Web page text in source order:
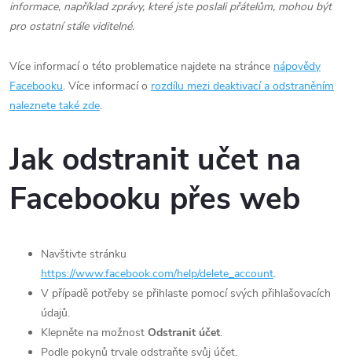
informace, například zprávy, které jste poslali přátelům, mohou být
pro ostatní stále viditelné.
Více informací o této problematice najdete na stránce nápovědy
Facebooku. Více informací o rozdílu mezi deaktivací a odstraněním
naleznete také zde.
Jak odstranit učet na
Facebooku přes web
Navštivte stránku
https://www.facebook.com/help/delete_account.
V případě potřeby se přihlaste pomocí svých přihlašovacích
údajů.
Klepněte na možnost Odstranit účet.
Podle pokynů trvale odstraňte svůj účet.